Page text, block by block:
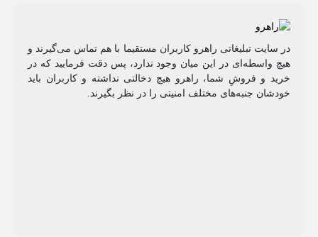
در سایت تبلیغاتی راهرو کاربران مستقیما با هم تماس می‌گیرند و
هیچ واسطه‌ای در این میان وجود ندارد، پس دقت فرمایید که در
خرید و فروشِ شما، راهرو هیچ دخالتی نداشته و کاربران باید
خودشان جنبه‌های مختلف امنیتی را در نظر بگیرند.